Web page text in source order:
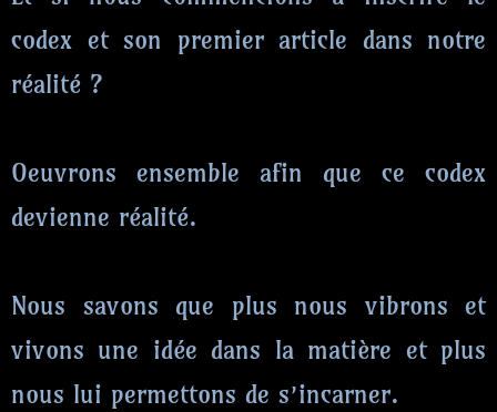
codex et son premier article dans notre
réalité ?
Oeuvrons ensemble afin que ce codex
devienne réalité.
Nous savons que plus nous vibrons et
vivons une idée dans la matière et plus
nous lui permettons de s’incarner.